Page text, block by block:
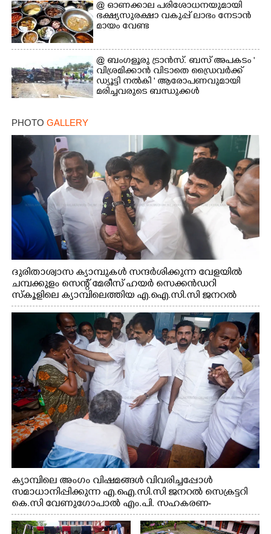
@​​​​​​​ ഓണക്കാല പരിശോധനയുമായി
ഭക്ഷ്യസുരക്ഷാ വകുപ്പ് ലാഭം നേടാൻ
മായം വേണ്ട
@ ബംഗളൂരു ട്രാൻസ്. ബസ് അപകടം '
വി​ശ്ര​മിക്കാൻ വിടാതെ ഡ്രൈ​വ​ർ​ക്ക്
ഡ്യൂട്ടി നൽകി ' ആരോപണവുമായി
മരിച്ചവരുടെ ബന്ധുക്കൾ
PHOTO GALLERY
ദുരിതാശ്വാസ ക്യാമ്പുകൾ സന്ദർശിക്കുന്ന വേളയിൽ
ചമ്പക്കുളം സെന്റ് മേരീസ് ഹയർ സെക്കൻഡറി
സ്കൂളിലെ ക്യാമ്പിലെത്തിയ എ.ഐ.സി.സി ജനറൽ
സെക്രട്ടറി കെ.സി വേണുഗോപാൽ എം.പി കുരുന്നിനെ
എടുത്ത് ലാളിച്ചപ്പോൾ. സഹകരണ-എക്സൈസ്
വകുപ്പ് മന്ത്രി എം. ലിജു, കൃഷിവകുപ്പ് മന്ത്രി ടി. സിദ്ദിഖ്,
റെജി ചെറിയാൻ എം. എൽ. എ എന്നിവർ സമീപം
ക്യാമ്പിലെ അംഗം വിഷമങ്ങൾ വിവരിച്ചപ്പോൾ
സമാധാനിപ്പിക്കുന്ന എ.ഐ.സി.സി ജനറൽ സെക്രട്ടറി
കെ.സി വേണുഗോപാൽ എം.പി. സഹകരണ-
എക്സൈസ് വകുപ്പ് മന്ത്രി എം. ലിജു, എന്നിവർ